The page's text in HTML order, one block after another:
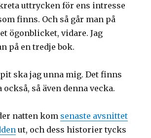
uttrycken för ens intresse
finns. Och så går man på
ögonblicket, vidare. Jag
på en tredje bok.
ska jag unna mig. Det finns
också, så även denna vecka.
natten kom senaste avsnittet
ut, och dess historier tycks